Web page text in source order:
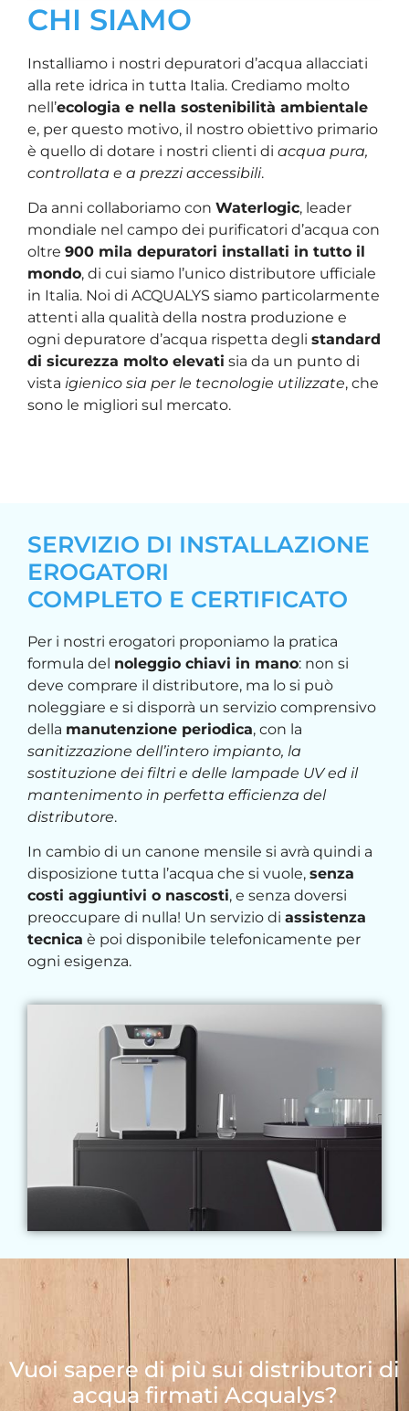
CHI SIAMO
Installiamo i nostri depuratori d’acqua allacciati
alla rete idrica in tutta Italia. Crediamo molto
nell’ecologia e nella sostenibilità ambientale
e, per questo motivo, il nostro obiettivo primario
è quello di dotare i nostri clienti di acqua pura,
controllata e a prezzi accessibili.
Da anni collaboriamo con Waterlogic, leader
mondiale nel campo dei purificatori d’acqua con
oltre 900 mila depuratori installati in tutto il
mondo, di cui siamo l’unico distributore ufficiale
in Italia. Noi di ACQUALYS siamo particolarmente
attenti alla qualità della nostra produzione e
ogni depuratore d’acqua rispetta degli standard
di sicurezza molto elevati sia da un punto di
vista igienico sia per le tecnologie utilizzate, che
sono le migliori sul mercato.
SERVIZIO DI INSTALLAZIONE
EROGATORI
COMPLETO E CERTIFICATO
Per i nostri erogatori proponiamo la pratica
formula del noleggio chiavi in mano: non si
deve comprare il distributore, ma lo si può
noleggiare e si disporrà un servizio comprensivo
della manutenzione periodica, con la
sanitizzazione dell’intero impianto, la
sostituzione dei filtri e delle lampade UV ed il
mantenimento in perfetta efficienza del
distributore.
In cambio di un canone mensile si avrà quindi a
disposizione tutta l’acqua che si vuole, senza
costi aggiuntivi o nascosti, e senza doversi
preoccupare di nulla! Un servizio di assistenza
tecnica è poi disponibile telefonicamente per
ogni esigenza.
Vuoi sapere di più sui distributori di
acqua firmati Acqualys?